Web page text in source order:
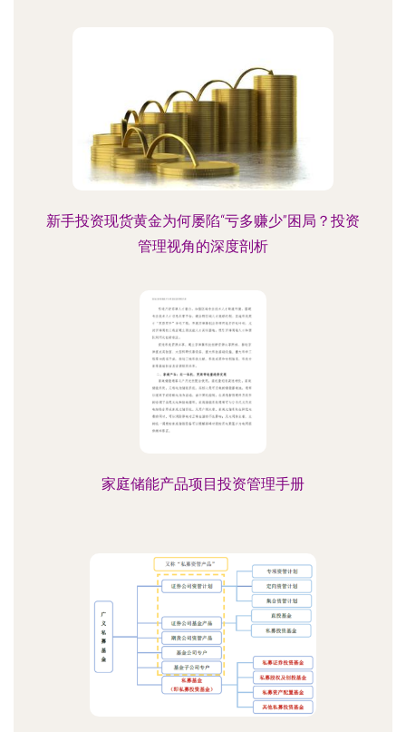
新手投资现货黄金为何屡陷“亏多赚少”困局？投资
管理视角的深度剖析
家庭储能产品项目投资管理手册